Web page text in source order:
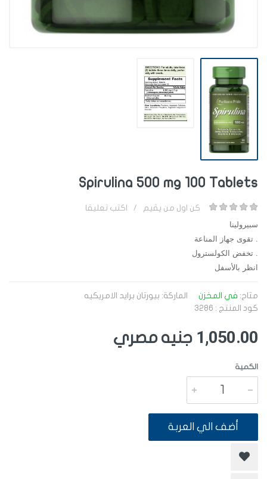
Spirulina 500 mg 100 Tablets
كن اول من يقيم /
اكتب تعليقا
سبيرولينا
. تقوى جهاز المناعة
. تخفض الكولسترول
انظر بالأسفل
متاح: في المخزن الماركة: بيورتان برايد الامريكيه
كود المنتج : 3286
1,050.00 جنيه مصري
الكمية
أضف الي العربة